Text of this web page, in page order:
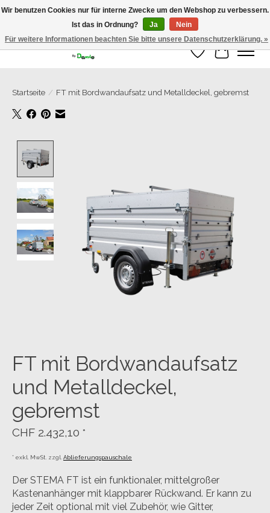
Grosse Auswahl an Anhänger direkt vom Hersteller!
Wunschzettel
Ihr
Startseite / FT mit Bordwandaufsatz und Metalldeckel, gebremst
FT mit Bordwandaufsatz
und Metalldeckel,
gebremst
CHF 2.432,10 *
* exkl. MwSt. zzgl. Ablieferungspauschale
Der STEMA FT ist ein funktionaler, mittelgroßer
Kastenanhänger mit klappbarer Rückwand. Er kann zu
jeder Zeit optional mit viel Zubehör, wie Gitter,
Wir benutzen Cookies nur für interne Zwecke um den Webshop zu verbessern.
Ist das in Ordnung?
Ja
Nein
Für weitere Informationen beachten Sie bitte unsere Datenschutzerklärung. »